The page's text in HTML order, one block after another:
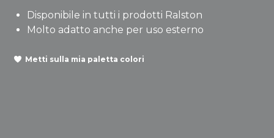
Disponibile in tutti i prodotti Ralston
Molto adatto anche per uso esterno
Metti sulla mia paletta colori